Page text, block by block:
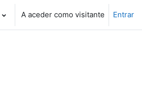
A aceder como visitante Entrar